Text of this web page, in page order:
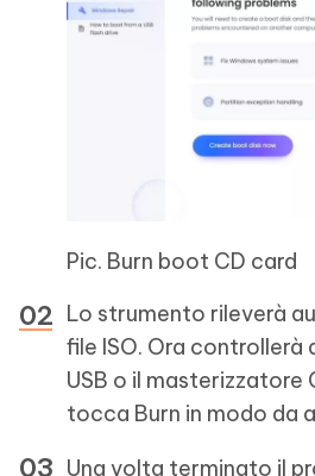
Pic. Burn boot CD card
Lo strumento rileverà
file ISO. Ora
USB o il masterizzatore
tocca Burn in modo da
Una volta terminato il